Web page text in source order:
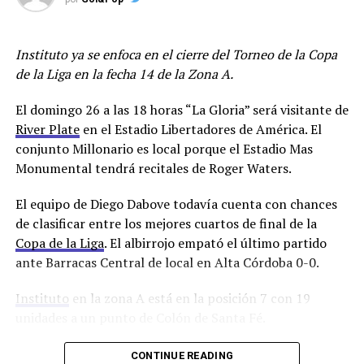
disputó 42 partidos, marcó dos goles y dió dos
Además, el club de Barrio Alberdi oficializó la
continuidad de Franco Jara. El delantero de 35 años
continuará al menos hasta diciembre de 2024.
Los jugadores entrenarán este viernes en doble turno y
trabajarán en Villa Esquiú hasta el sábado 30 inclusive
cuando serán licenciados hasta después de las fiestas de
fin de año para encarar la parte más dura de la
pretemporada.
¡Franco Jara sigue!
renovó su contrato con
Instituto ya se enfoca en el cierre del Torneo de la Copa
de la Liga en la fecha 14 de la Zona A.
El domingo 26 a las 18 horas “La Gloria” será visitante de
River Plateen el Estadio Libertadores de América. El
conjunto Millonario es local porque el Estadio Mas
Monumental tendrá recitales de Roger Waters.
El equipo de Diego Dabove todavía cuenta con chances
de clasificar entre los mejores cuartos de final de la
Copa de la Liga. El albirrojo empató el último partido
ante Barracas Central de local en Alta Córdoba 0-0.
Instituto en la zona A está en la posición 7 con 19
El técnico que recibió ofertas de Racing Club y del
CONTINUE READING